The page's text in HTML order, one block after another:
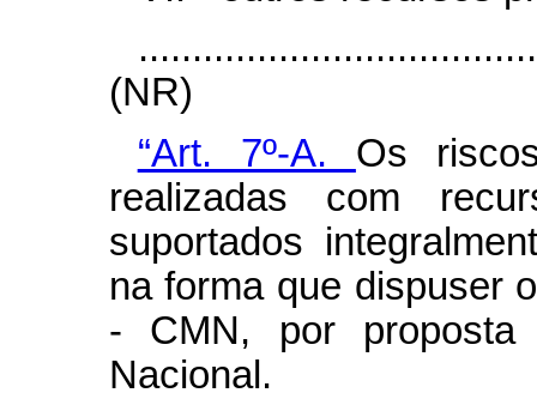
(NR)
“Art. 7º-A. Os
realizadas com
suportados
na forma que dispuser
- CMN, por proposta
Nacional.